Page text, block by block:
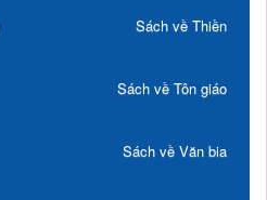
Sách về Thiền
Sách về Tôn giáo
Sách về Văn bia